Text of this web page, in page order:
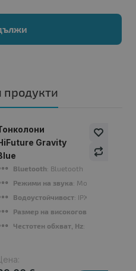
продукти
Gravity
Bluetooth: Bluetooth
Режими на звука: Mono or TWS
Водоустойчивост: IPX7
Размер на високоговрителя, mm
Честотен обхват, Hz: 60Hz-20KHz